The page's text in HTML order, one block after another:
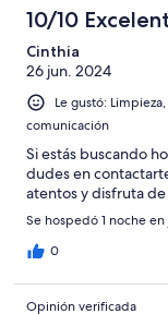
10/10
Cinthia
26 jun. 2024
Le gustó:
comunicación
Si estás buscando
dudes en
atentos y disfruta
Se hospedó 1 noche
0
Opinión verificada